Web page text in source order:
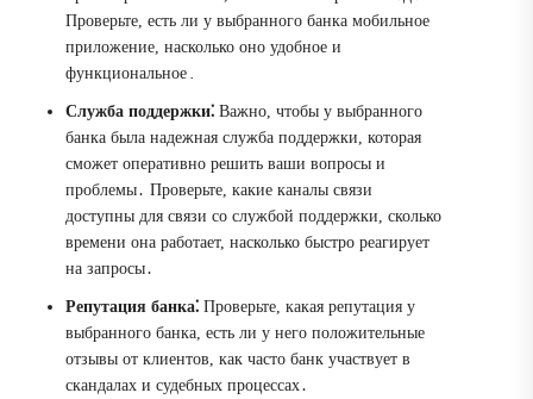
Проверьте, есть ли у выбранного банка мобильное
приложение, насколько оно удобное и
функциональное․
Служба поддержки⁚ Важно, чтобы у выбранного
банка была надежная служба поддержки, которая
сможет оперативно решить ваши вопросы и
проблемы․ Проверьте, какие каналы связи
доступны для связи со службой поддержки, сколько
времени она работает, насколько быстро реагирует
на запросы․
Репутация банка⁚ Проверьте, какая репутация у
выбранного банка, есть ли у него положительные
отзывы от клиентов, как часто банк участвует в
скандалах и судебных процессах․